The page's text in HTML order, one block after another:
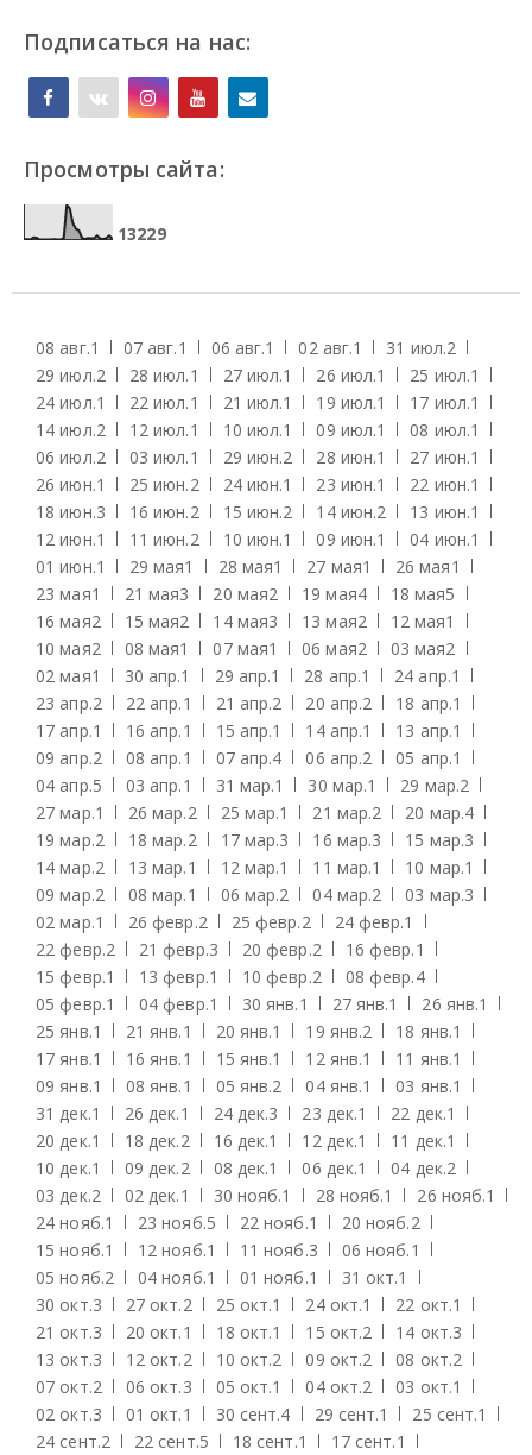
Подписаться на нас:
Просмотры сайта:
13229
08 авг.1 07 авг.1 06 авг.1 02 авг.1 31 июл.2
29 июл.2 28 июл.1 27 июл.1 26 июл.1 25 июл.1
24 июл.1 22 июл.1 21 июл.1 19 июл.1 17 июл.1
14 июл.2 12 июл.1 10 июл.1 09 июл.1 08 июл.1
06 июл.2 03 июл.1 29 июн.2 28 июн.1 27 июн.1
26 июн.1 25 июн.2 24 июн.1 23 июн.1 22 июн.1
18 июн.3 16 июн.2 15 июн.2 14 июн.2 13 июн.1
12 июн.1 11 июн.2 10 июн.1 09 июн.1 04 июн.1
01 июн.1 29 мая1 28 мая1 27 мая1 26 мая1
23 мая1 21 мая3 20 мая2 19 мая4 18 мая5
16 мая2 15 мая2 14 мая3 13 мая2 12 мая1
10 мая2 08 мая1 07 мая1 06 мая2 03 мая2
02 мая1 30 апр.1 29 апр.1 28 апр.1 24 апр.1
23 апр.2 22 апр.1 21 апр.2 20 апр.2 18 апр.1
17 апр.1 16 апр.1 15 апр.1 14 апр.1 13 апр.1
09 апр.2 08 апр.1 07 апр.4 06 апр.2 05 апр.1
04 апр.5 03 апр.1 31 мар.1 30 мар.1 29 мар.2
27 мар.1 26 мар.2 25 мар.1 21 мар.2 20 мар.4
19 мар.2 18 мар.2 17 мар.3 16 мар.3 15 мар.3
14 мар.2 13 мар.1 12 мар.1 11 мар.1 10 мар.1
09 мар.2 08 мар.1 06 мар.2 04 мар.2 03 мар.3
02 мар.1 26 февр.2 25 февр.2 24 февр.1
22 февр.2 21 февр.3 20 февр.2 16 февр.1
15 февр.1 13 февр.1 10 февр.2 08 февр.4
05 февр.1 04 февр.1 30 янв.1 27 янв.1 26 янв.1
25 янв.1 21 янв.1 20 янв.1 19 янв.2 18 янв.1
17 янв.1 16 янв.1 15 янв.1 12 янв.1 11 янв.1
09 янв.1 08 янв.1 05 янв.2 04 янв.1 03 янв.1
31 дек.1 26 дек.1 24 дек.3 23 дек.1 22 дек.1
20 дек.1 18 дек.2 16 дек.1 12 дек.1 11 дек.1
10 дек.1 09 дек.2 08 дек.1 06 дек.1 04 дек.2
03 дек.2 02 дек.1 30 нояб.1 28 нояб.1 26 нояб.1
24 нояб.1 23 нояб.5 22 нояб.1 20 нояб.2
15 нояб.1 12 нояб.1 11 нояб.3 06 нояб.1
05 нояб.2 04 нояб.1 01 нояб.1 31 окт.1
30 окт.3 27 окт.2 25 окт.1 24 окт.1 22 окт.1
21 окт.3 20 окт.1 18 окт.1 15 окт.2 14 окт.3
13 окт.3 12 окт.2 10 окт.2 09 окт.2 08 окт.2
07 окт.2 06 окт.3 05 окт.1 04 окт.2 03 окт.1
02 окт.3 01 окт.1 30 сент.4 29 сент.1 25 сент.1
24 сент.2 22 сент.5 18 сент.1 17 сент.1